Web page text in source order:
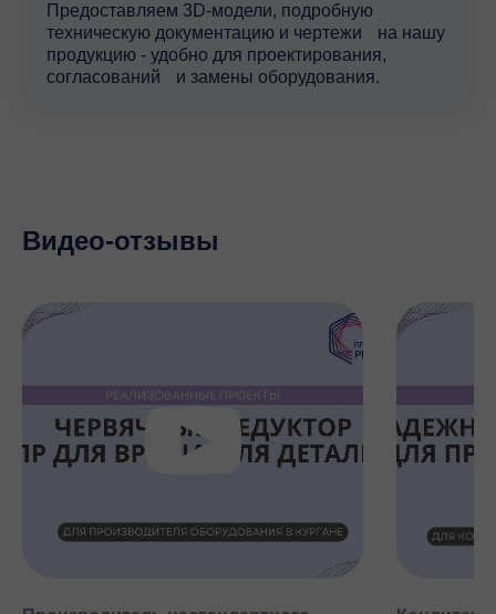
Предоставляем 3D-модели, подробную
техническую документацию и чертежи на нашу
продукцию - удобно для проектирования,
согласований и замены оборудования.
Видео-отзывы